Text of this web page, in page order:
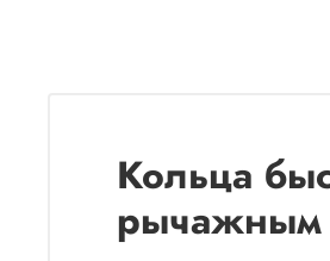
Кольца
рычажным